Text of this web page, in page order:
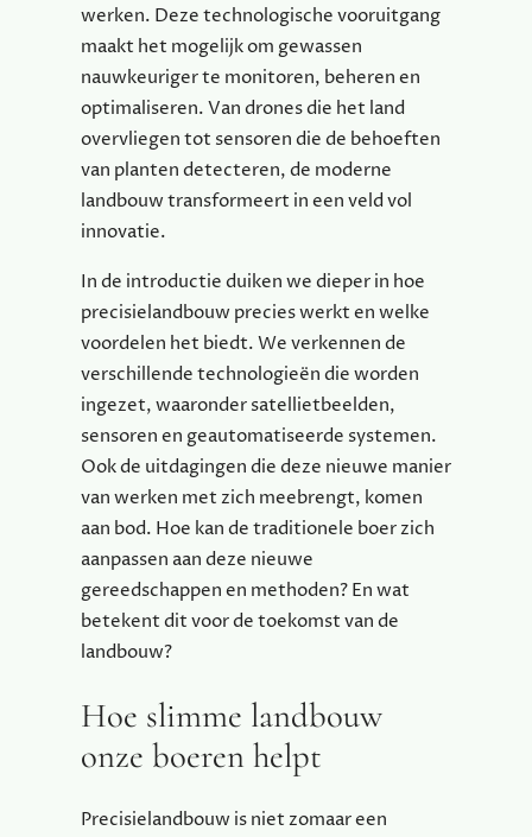
werken. Deze technologische vooruitgang
maakt het mogelijk om gewassen
nauwkeuriger te monitoren, beheren en
optimaliseren. Van drones die het land
overvliegen tot sensoren die de behoeften
van planten detecteren, de moderne
landbouw transformeert in een veld vol
innovatie.
In de introductie duiken we dieper in hoe
precisielandbouw precies werkt en welke
voordelen het biedt. We verkennen de
verschillende technologieën die worden
ingezet, waaronder satellietbeelden,
sensoren en geautomatiseerde systemen.
Ook de uitdagingen die deze nieuwe manier
van werken met zich meebrengt, komen
aan bod. Hoe kan de traditionele boer zich
aanpassen aan deze nieuwe
gereedschappen en methoden? En wat
betekent dit voor de toekomst van de
landbouw?
Hoe slimme landbouw
onze boeren helpt
Precisielandbouw is niet zomaar een